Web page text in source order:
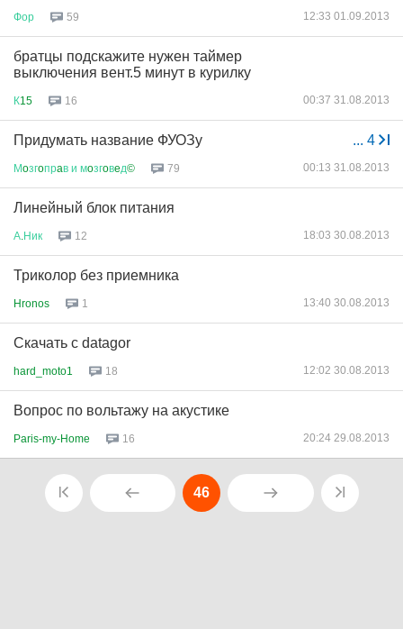
Фор 59 12:33 01.09.2013
братцы подскажите нужен таймер
выключения вент.5 минут в курилку
К15 16 00:37 31.08.2013
... 4
Придумать название ФУОЗу
Мoзгoпрaв и мoзгoвeд© 79 00:13 31.08.2013
Линейный блок питания
А Ник 12 18:03 30.08.2013
Триколор без приемника
Hronos 1 13:40 30.08.2013
Скачать с datagor
hard_moto1 18 12:02 30.08.2013
Вопрос по вольтажу на акустике
Paris-my-Home 16 20:24 29.08.2013
46